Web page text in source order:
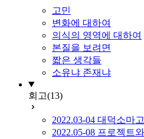
고민
변화에 대하여
의식의 영역에 대하여
본질을 보려면
짧은 생각들
소유냐 존재냐
회고(13)
2022.03-04 대덕소마
2022.05-08 프로젝트